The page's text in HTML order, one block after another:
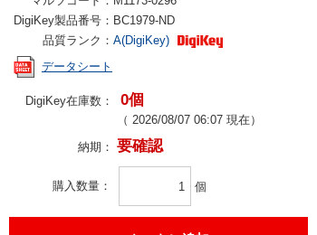
DigiKey製品番号： BC1979-ND
品質ランク： A(DigiKey)
データシート
DigiKey在庫数： 0個
（ 2026/08/07 06:07 現在）
納期： 要確認
購入数量 個